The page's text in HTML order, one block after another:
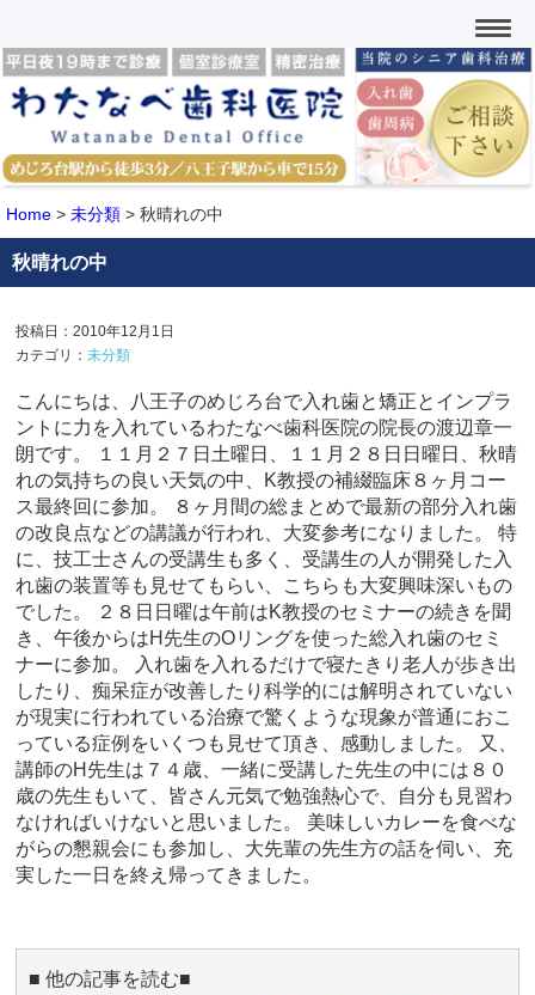
Home > 未分類 > 秋晴れの中
秋晴れの中
投稿日：2010年12月1日
カテゴリ：未分類
こんにちは、八王子のめじろ台で入れ歯と矯正とインプラ
ントに力を入れているわたなべ歯科医院の院長の渡辺章一
朗です。 １１月２７日土曜日、１１月２８日日曜日、秋晴
れの気持ちの良い天気の中、K教授の補綴臨床８ヶ月コー
ス最終回に参加。 ８ヶ月間の総まとめで最新の部分入れ歯
の改良点などの講議が行われ、大変参考になりました。 特
に、技工士さんの受講生も多く、受講生の人が開発した入
れ歯の装置等も見せてもらい、こちらも大変興味深いもの
でした。 ２８日日曜は午前はK教授のセミナーの続きを聞
き、午後からはH先生のOリングを使った総入れ歯のセミ
ナーに参加。 入れ歯を入れるだけで寝たきり老人が歩き出
したり、痴呆症が改善したり科学的には解明されていない
が現実に行われている治療で驚くような現象が普通におこ
っている症例をいくつも見せて頂き、感動しました。 又、
講師のH先生は７４歳、一緒に受講した先生の中には８０
歳の先生もいて、皆さん元気で勉強熱心で、自分も見習わ
なければいけないと思いました。 美味しいカレーを食べな
がらの懇親会にも参加し、大先輩の先生方の話を伺い、充
実した一日を終え帰ってきました。
■ 他の記事を読む■